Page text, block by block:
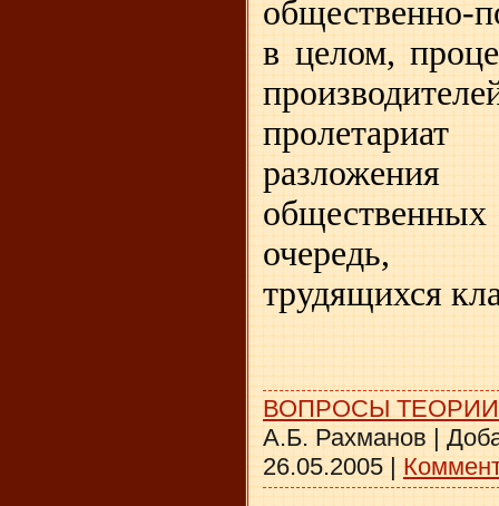
общественно-
в целом,
общественных
очередь,
трудящихся
ВОПРОСЫ ТЕОРИИ
А.Б. Рахманов |
26.05.2005 |